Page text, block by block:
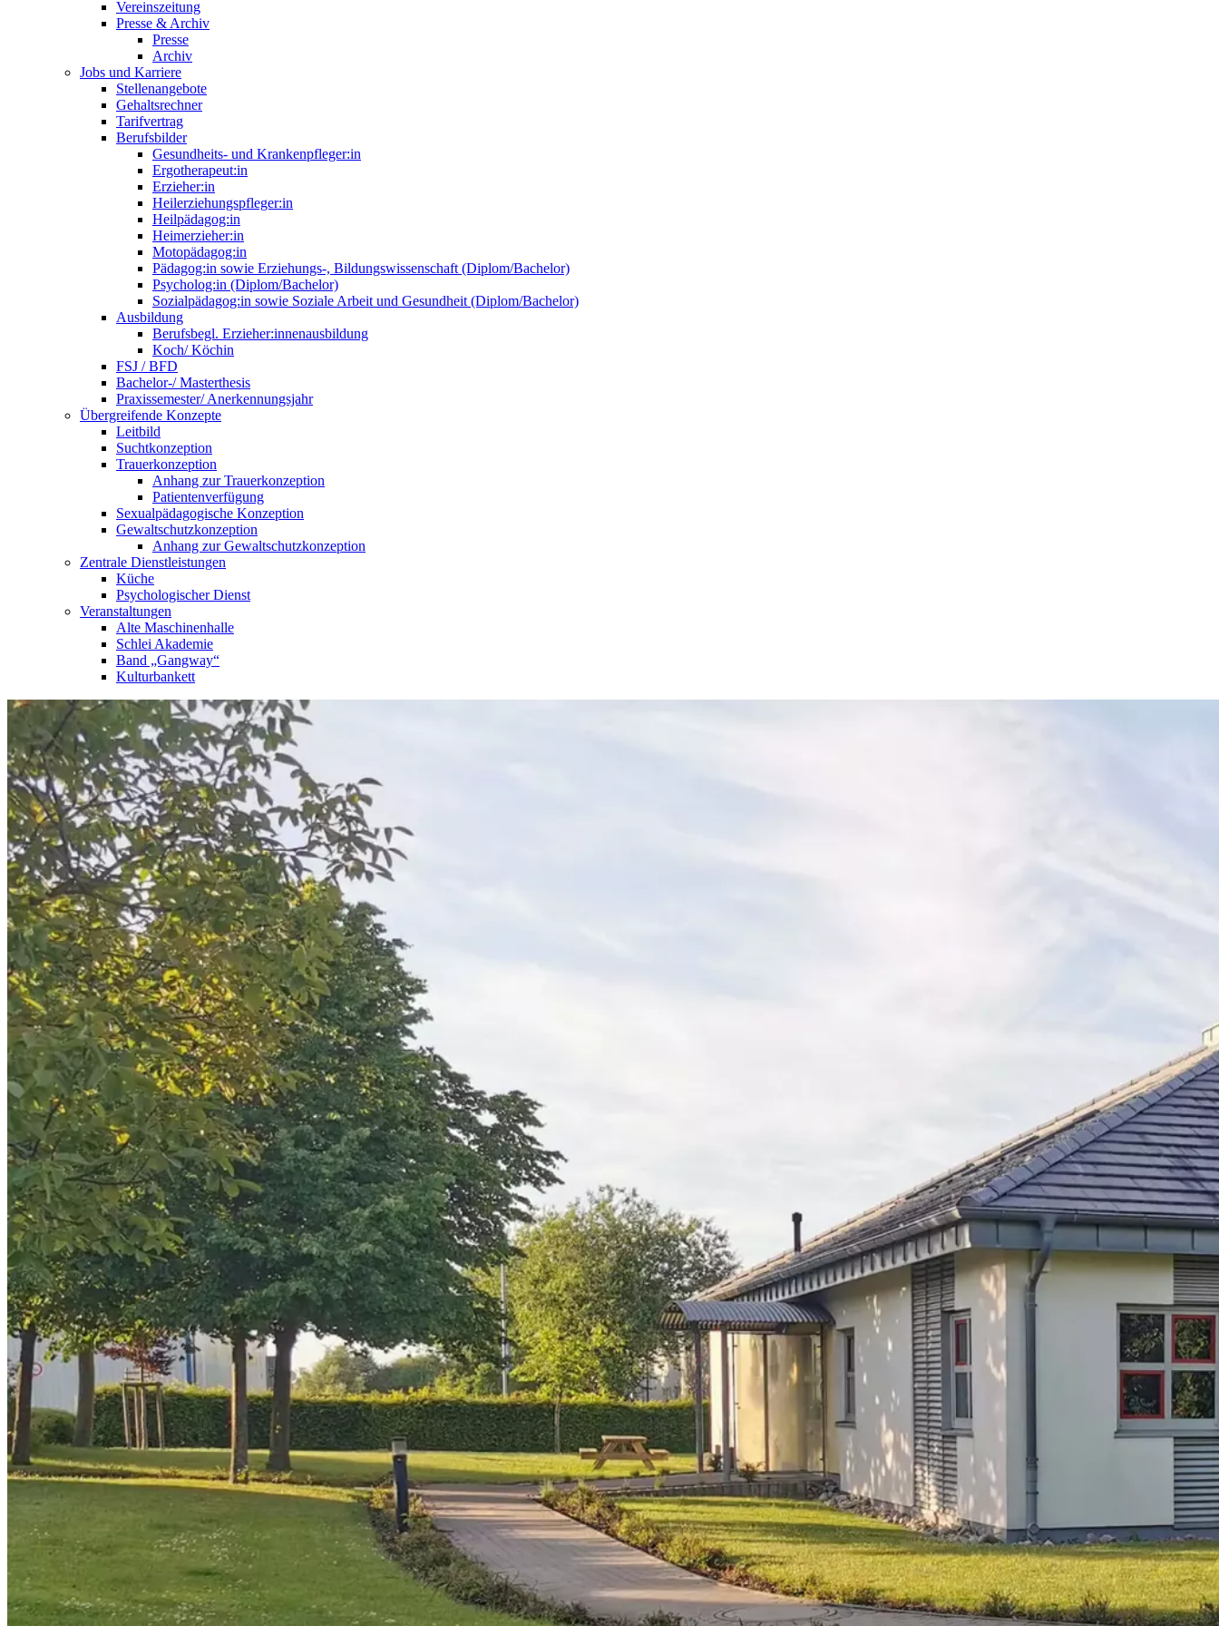
Vereinszeitung
Presse & Archiv
Presse
Archiv
Jobs und Karriere
Stellenangebote
Gehaltsrechner
Tarifvertrag
Berufsbilder
Gesundheits- und Krankenpfleger:in
Ergotherapeut:in
Erzieher:in
Heilerziehungspfleger:in
Heilpädagog:in
Heimerzieher:in
Motopädagog:in
Pädagog:in sowie Erziehungs-, Bildungswissenschaft (Diplom/Bachelor)
Psycholog:in (Diplom/Bachelor)
Sozialpädagog:in sowie Soziale Arbeit und Gesundheit (Diplom/Bachelor)
Ausbildung
Berufsbegl. Erzieher:innenausbildung
Koch/ Köchin
FSJ / BFD
Bachelor-/ Masterthesis
Praxissemester/ Anerkennungsjahr
Übergreifende Konzepte
Leitbild
Suchtkonzeption
Trauerkonzeption
Anhang zur Trauerkonzeption
Patientenverfügung
Sexualpädagogische Konzeption
Gewaltschutzkonzeption
Anhang zur Gewaltschutzkonzeption
Zentrale Dienstleistungen
Küche
Psychologischer Dienst
Veranstaltungen
Alte Maschinenhalle
Schlei Akademie
Band „Gangway“
Kulturbankett